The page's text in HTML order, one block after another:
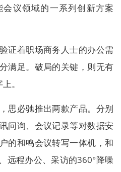
议领域的一系列创新方案
证着职场商务人士的办公需
满足。破局的关键，则无有
。
思必驰推出两款产品。分别
问询、会议记录等对数据安
的和鸣会议转写一体机，和
远程办公、采访的360°降噪